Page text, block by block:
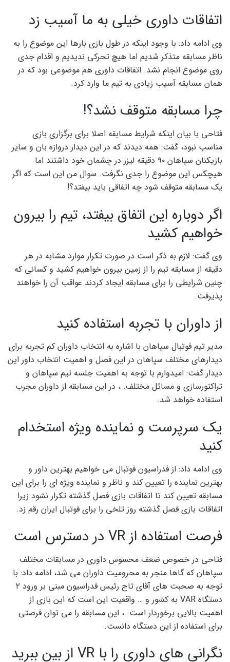
اتفاقات داوری خیلی به ما آسیب زد
وی ادامه داد: با وجود اینکه در طول بازی بارها این موضوع را به
ناظر مسابقه متذکر شدیم اما هیچ تحرکی ندیدیم و اقدام جدی
روی موضوع انجام نشد. اتفاقات داوری هم موضوعی بود که در
همان مسابقه آسیب زیادی به تیم ما وارد کرد.
چرا مسابقه متوقف نشد؟!
فتاحی با بیان اینکه شرایط مسابقه اصلا برای برگزاری بازی
مناسب نبود، گفت: همه دیدند که در این دیدار دروازه بان و سایر
بازیکنان سپاهان ۹۰ دقیقه لیزر در چشمان خود داشتند اما
هیچکس این موضوع را جدی نگرفت. سوال من این است که اگر
یک مسابقه متوقف شود چه اتفاقی باید بیفتد؟!
اگر دوباره این اتفاق بیفتد، تیم را بیرون
خواهیم کشید
وی گفت: لازم به ذکر است در صورت تکرار موارد مشابه در هر
دقیقه از مسابقه تیم را از زمین بیرون خواهیم کشید و کسانی که
چنین شرایطی را برای مسابقه ایجاد کردند عواقب آن را خواهند
پذیرفت.
از داوران با تجربه استفاده کنید
مدیر تیم فوتبال سپاهان با اشاره به انتخاب داوران کم تجربه برای
دیدارهای مختلف سپاهان در این فصل و اهمیت انتخاب داور این
دیدار گفت: امیدوارم با توجه به اهمیت جلسه تیم سپاهان و
تراکتورسازی و مسائل مختلف. ، در این مسابقه از داوران مجرب
استفاده خواهد شد.
یک سرپرست و نماینده ویژه استخدام
کنید
وی ادامه داد: از فدراسیون فوتبال می خواهیم بهترین داور و
بهترین نماینده را تعیین کند و ناظر و نماینده ویژه ای را برای این
مسابقه تعیین کند تا اتفاقات بازی فصل گذشته تکرار نشود زیرا
اتفاقات بازی فصل گذشته روز تلخی را برای فوتبال ایران رقم زد.
فرصت استفاده از VR در دسترس است
فتاحی در خصوص ضعف محسوس داوری در مسابقات مختلف
سپاهان که گاها منجر به محرومیت داوران می شد، ادامه داد: با
توجه به صحبت های آقای تاج رئیس فدراسیون مبنی بر ورود ۲
دستگاه VAR به کشور و … واقعیت این است که این بازی از
اهمیت بالایی برخوردار است. ، این مسابقه را می توان فرصتی
برای استفاده از این دستگاه دانست.
نگرانی های داوری را با VR از بین ببرید